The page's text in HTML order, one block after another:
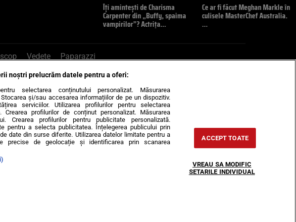
Îți amintești de Charisma
Carpenter din „Buffy, spaima
vampirilor”? Actrița…
Ce ar fi făcut Meghan Markle în
culisele MasterChef Australia.
…
Vedete Paparazzi
sau trimite mail la pont@cancan.ro
Politică
LIFE STYLE Horoscop
noștri prelucrăm datele pentru a oferi:
selectarea conținutului personalizat. Măsurarea
și/sau accesarea informațiilor de pe un dispozitiv.
serviciilor. Utilizarea profilurilor pentru selectarea
Crearea profilurilor de conținut personalizat. Măsurarea
Crearea profilurilor pentru publicitate personalizată.
pentru a selecta publicitatea. Înțelegerea publicului prin
date din surse diferite. Utilizarea datelor limitate pentru a
precise de geolocație și identificarea prin scanarea
ACCEPT TOATE
VREAU SA MODIFIC
SETARILE INDIVIDUAL